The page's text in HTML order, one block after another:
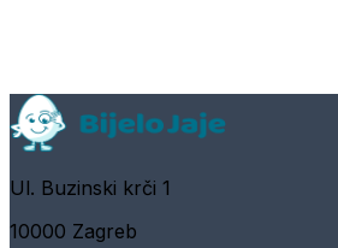
Ul. Buzinski krči 1
10000 Zagreb